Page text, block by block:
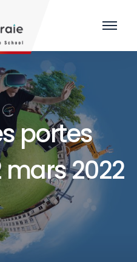
portes
mars 2022